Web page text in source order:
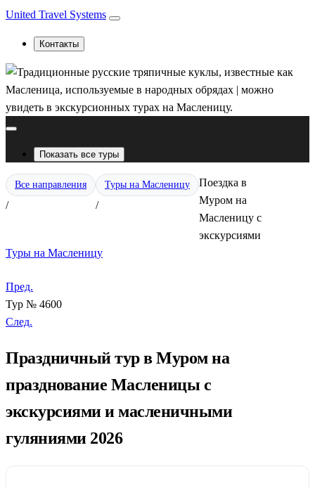
United Travel Systems
Контакты
Показать все туры
Все направления
/
Туры на Масленицу
/
Поездка в
Муром на
Масленицу с
экскурсиями
Туры на Масленицу
Пред.
Тур № 4600
След.
Праздничный тур в Муром на
празднование Масленицы с
экскурсиями и масленичными
гуляниями 2026